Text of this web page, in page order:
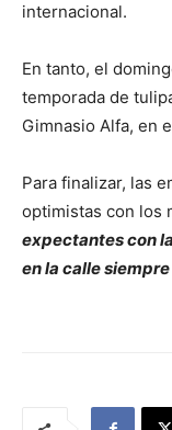
internacional.
En tanto, el
temporada de
Gimnasio Alfa, en
Para finalizar, las
optimistas con los
expectantes con
en la calle